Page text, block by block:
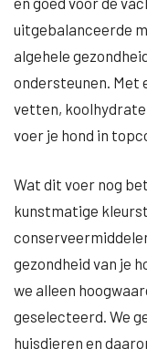
uitgebalanceerde
algehele
ondersteunen. Met
vetten,
voer je hond in
Wat dit voer nog
kunstmatige
gezondheid van je
we alleen
geselecteerd. We
huisdieren en